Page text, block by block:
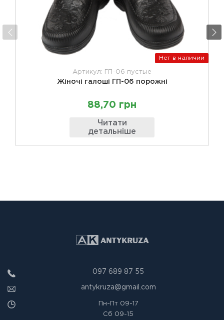
Нет в наличии
Артикул: ГП-06 пустые
Жіночі галоші ГП-06 порожні
88,70 грн
Читати
детальніше
097 689 87 55
antykruza@gmail.com
Пн-Пт09-17
Сб 09-15